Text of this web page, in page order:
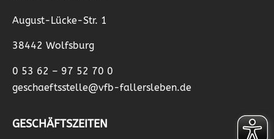
August-Lücke-Str. 1
38442 Wolfsburg
0 53 62 – 97 52 70 0
geschaeftsstelle@vfb-fallersleben.de
GESCHÄFTSZEITEN